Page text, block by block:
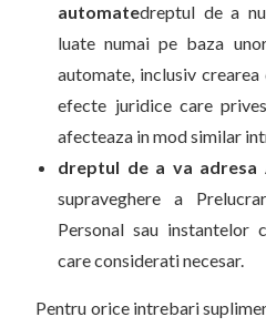
automatedreptul de a
luate numai pe baza
automate, inclusiv
efecte juridice care
afecteaza in mod similar
dreptul de a va
supraveghere a
Personal sau instantelor
care considerati necesar.
Pentru orice intrebari